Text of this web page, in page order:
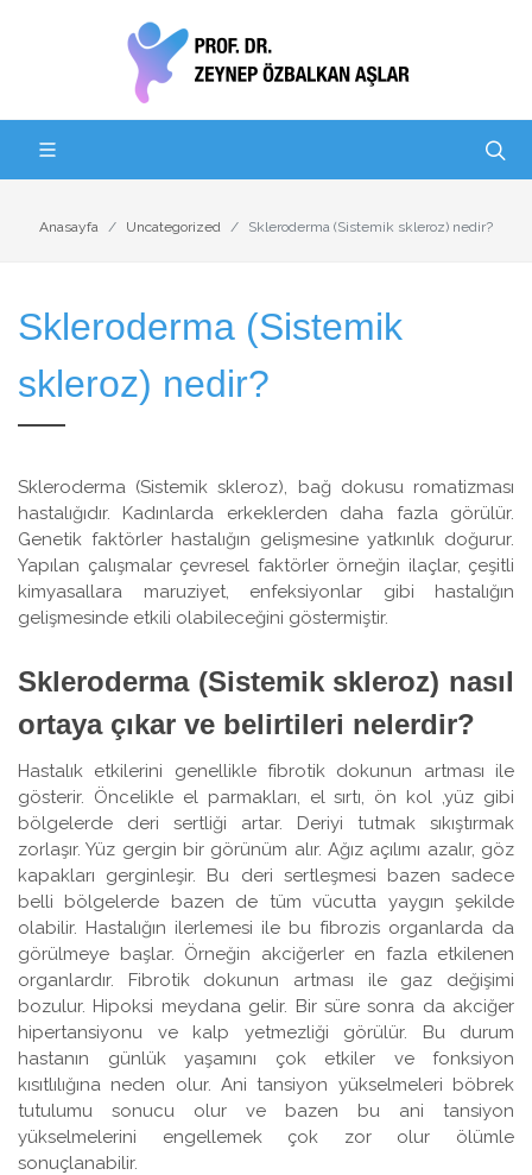
Anasayfa Uncategorized Skleroderma (Sistemik skleroz) nedir?
Skleroderma (Sistemik
skleroz) nedir?
Skleroderma (Sistemik skleroz), bağ dokusu romatizması
hastalığıdır. Kadınlarda erkeklerden daha fazla görülür.
Genetik faktörler hastalığın gelişmesine yatkınlık doğurur.
Yapılan çalışmalar çevresel faktörler örneğin ilaçlar, çeşitli
kimyasallara maruziyet, enfeksiyonlar gibi hastalığın
gelişmesinde etkili olabileceğini göstermiştir.
Skleroderma (Sistemik skleroz) nasıl
ortaya çıkar ve belirtileri nelerdir?
Hastalık etkilerini genellikle fibrotik dokunun artması ile
gösterir. Öncelikle el parmakları, el sırtı, ön kol ,yüz gibi
bölgelerde deri sertliği artar. Deriyi tutmak sıkıştırmak
zorlaşır. Yüz gergin bir görünüm alır. Ağız açılımı azalır, göz
kapakları gerginleşir. Bu deri sertleşmesi bazen sadece
belli bölgelerde bazen de tüm vücutta yaygın şekilde
olabilir. Hastalığın ilerlemesi ile bu fibrozis organlarda da
görülmeye başlar. Örneğin akciğerler en fazla etkilenen
organlardır. Fibrotik dokunun artması ile gaz değişimi
bozulur. Hipoksi meydana gelir. Bir süre sonra da akciğer
hipertansiyonu ve kalp yetmezliği görülür. Bu durum
hastanın günlük yaşamını çok etkiler ve fonksiyon
kısıtlılığına neden olur. Ani tansiyon yükselmeleri böbrek
tutulumu sonucu olur ve bazen bu ani tansiyon
yükselmelerini engellemek çok zor olur ölümle
sonuçlanabilir.